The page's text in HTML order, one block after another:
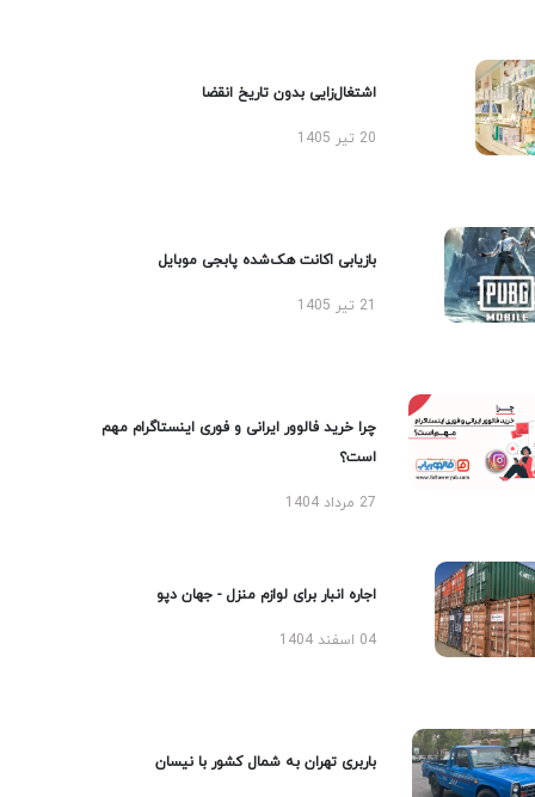
اشتغال‌زایی بدون تاریخ انقضا
20 تیر 1405
بازیابی اکانت هک‌شده پابجی موبایل
چرا خرید فالوور ایرانی و فوری اینستاگرام مهم
است؟
27 مرداد 1404
اجاره انبار برای لوازم منزل - جهان دپو
04 اسفند 1404
باربری تهران به شمال کشور با نیسان